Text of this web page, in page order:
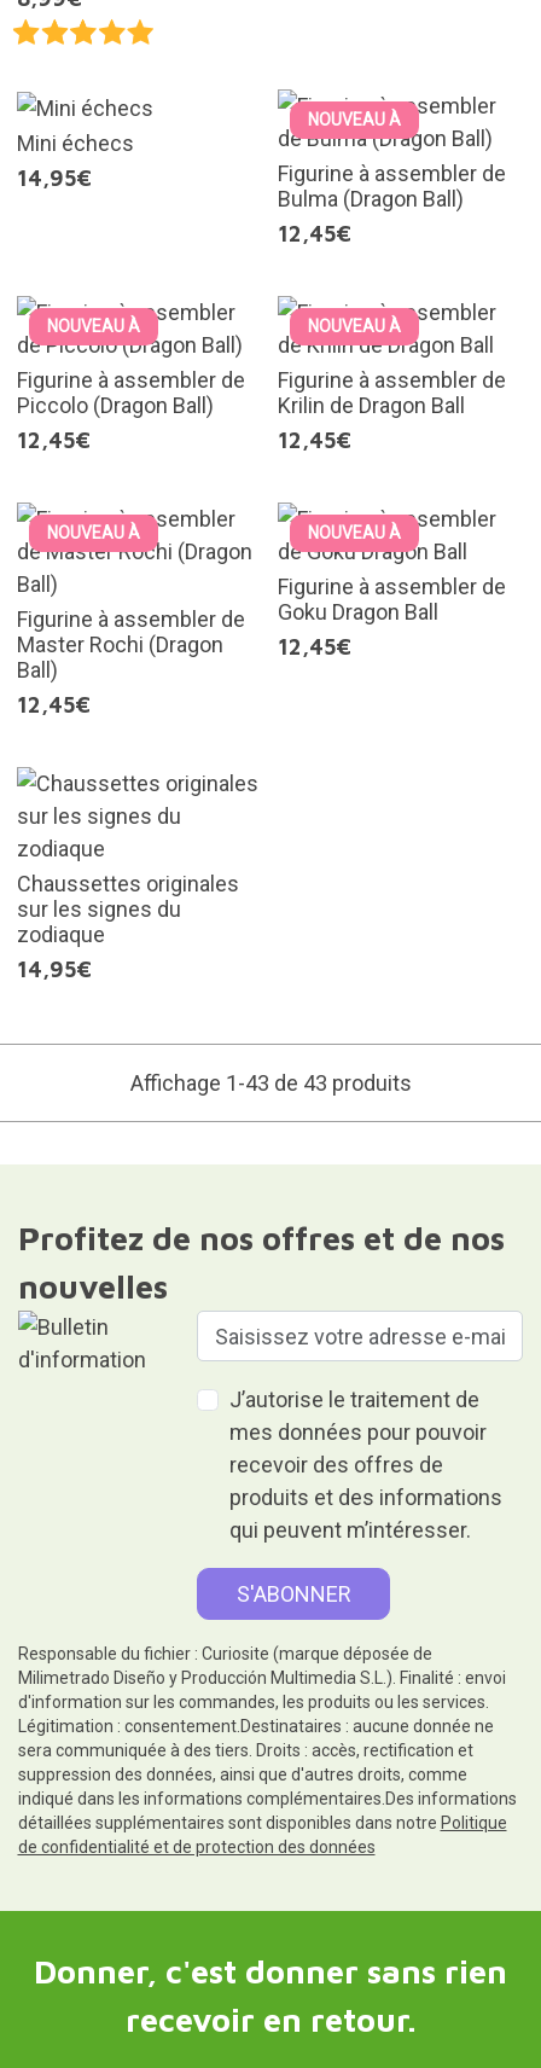
Mini échecs
14,95€
NOUVEAU À
Figurine à assembler de
Bulma (Dragon Ball)
12,45€
NOUVEAU À
Figurine à assembler de
Piccolo (Dragon Ball)
12,45€
NOUVEAU À
Figurine à assembler de
Krilin de Dragon Ball
12,45€
NOUVEAU À
Figurine à assembler de
Master Rochi (Dragon
Ball)
12,45€
NOUVEAU À
Figurine à assembler de
Goku Dragon Ball
12,45€
Chaussettes originales
sur les signes du
zodiaque
14,95€
Affichage 1-43 de 43 produits
Profitez de nos offres et de nos
nouvelles
J’autorise le traitement de
mes données pour pouvoir
recevoir des offres de
produits et des informations
qui peuvent m’intéresser.
Responsable du fichier : Curiosite (marque déposée de
Milimetrado Diseño y Producción Multimedia S.L.). Finalité : envoi
d'information sur les commandes, les produits ou les services.
Légitimation : consentement.Destinataires : aucune donnée ne
sera communiquée à des tiers. Droits : accès, rectification et
suppression des données, ainsi que d'autres droits, comme
indiqué dans les informations complémentaires.Des informations
détaillées supplémentaires sont disponibles dans notre Politique
de confidentialité et de protection des données
Donner, c'est donner sans rien
recevoir en retour.